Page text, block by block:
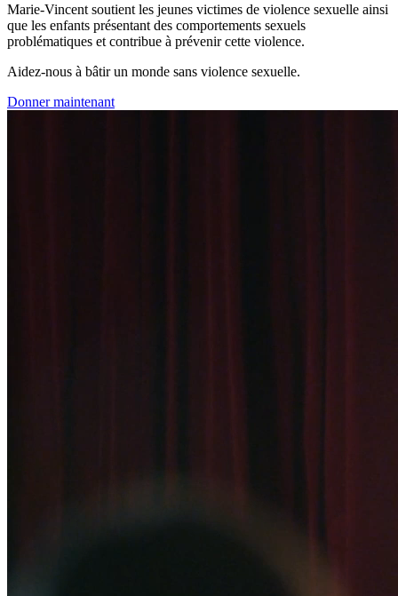
Marie-Vincent soutient les jeunes victimes de violence sexuelle ainsi
que les enfants présentant des comportements sexuels
problématiques et contribue à prévenir cette violence.
Aidez-nous à bâtir un monde sans violence sexuelle.
Donner maintenant